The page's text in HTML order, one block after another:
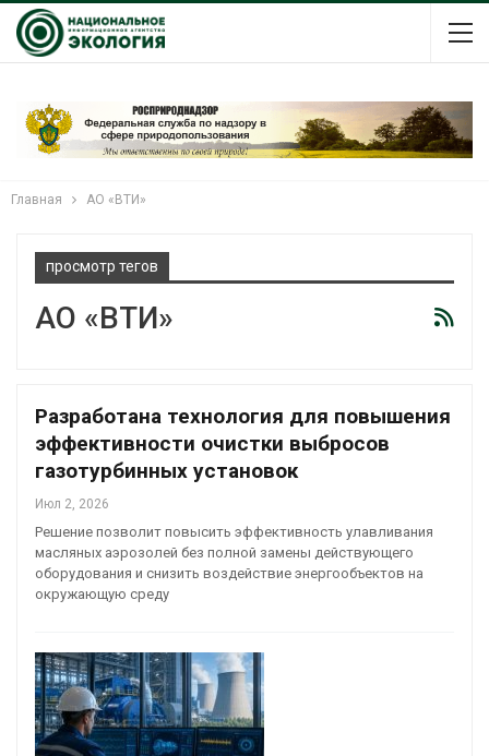
Главная АО «ВТИ»
просмотр тегов
АО «ВТИ»
Разработана технология для повышения
эффективности очистки выбросов
газотурбинных установок
Июл 2, 2026
Решение позволит повысить эффективность улавливания
масляных аэрозолей без полной замены действующего
оборудования и снизить воздействие энергообъектов на
окружающую среду